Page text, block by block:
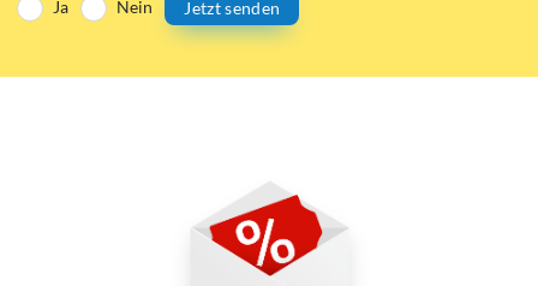
Ja Nein Jetzt senden